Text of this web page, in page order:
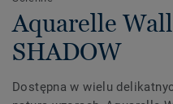
Aquarelle
SHADOW
Dostępna w wielu